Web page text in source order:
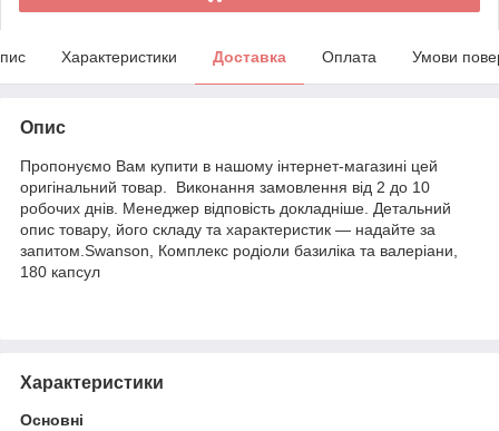
Характеристики Доставка Оплата Умови
Опис
Пропонуємо Вам купити в нашому інтернет-магазині цей
оригінальний товар. Виконання замовлення від 2 до 10
робочих днів. Менеджер відповість докладніше. Детальний
опис товару, його складу та характеристик — надайте за
запитом.Swanson, Комплекс родіоли базиліка та валеріани,
180 капсул
Характеристики
Основні